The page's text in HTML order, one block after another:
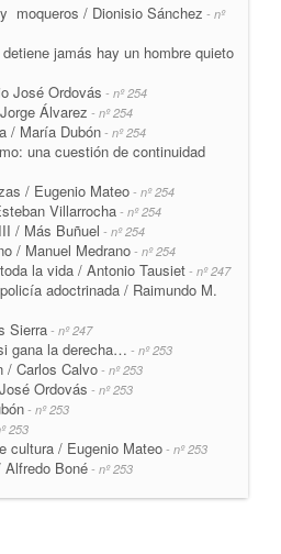
moqueros / Dionisio Sánchez - nº
jamás hay un hombre quieto
José Ordovás - nº 254
Álvarez - nº 254
/ María Dubón - nº 254
una cuestión de continuidad
/ Eugenio Mateo - nº 254
Villarrocha - nº 254
/ Más Buñuel - nº 254
/ Manuel Medrano - nº 254
la vida / Antonio Tausiet - nº 247
adoctrinada / Raimundo M.
Sierra - nº 247
gana la derecha… - nº 253
/ Carlos Calvo - nº 253
Ordovás - nº 253
- nº 253
253
cultura / Eugenio Mateo - nº 253
Boné - nº 253